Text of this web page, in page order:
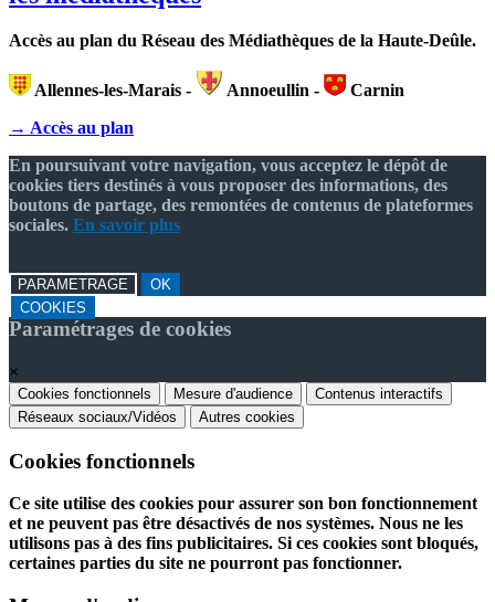
Accès au plan du Réseau des Médiathèques de la Haute-Deûle.
Allennes-les-Marais - Annoeullin -
Carnin
→ Accès au plan
En poursuivant votre navigation, vous acceptez le dépôt de
cookies tiers destinés à vous proposer des informations, des
boutons de partage, des remontées de contenus de plateformes
sociales. En savoir plus
PARAMETRAGE
OK
COOKIES
Paramétrages de cookies
×
Cookies fonctionnels Mesure d'audience
Contenus interactifs
Réseaux sociaux/Vidéos
Autres cookies
Cookies fonctionnels
Ce site utilise des cookies pour assurer son bon fonctionnement
et ne peuvent pas être désactivés de nos systèmes. Nous ne les
utilisons pas à des fins publicitaires. Si ces cookies sont bloqués,
certaines parties du site ne pourront pas fonctionner.